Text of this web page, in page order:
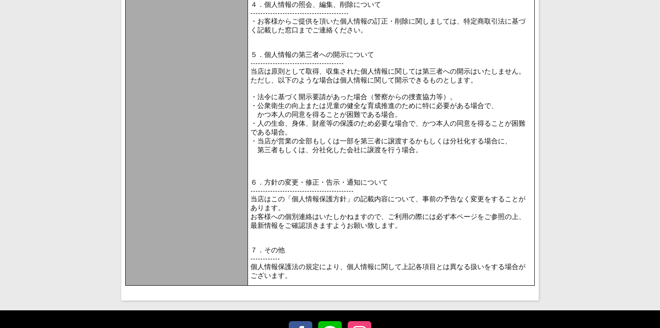
４．個人情報の照会、編集、削除について
----------------------------------------
・お客様からご提供を頂いた個人情報の訂正・削除に関しましては、特定商取引法に基づ
く記載した窓口までご連絡ください。
５．個人情報の第三者への開示について
--------------------------------------
当店は原則として取得、収集された個人情報に関しては第三者への開示はいたしません。
ただし、以下のような場合は個人情報に関して開示できるものとします。
・法令に基づく開示要請があった場合（警察からの捜査協力等）。
・公衆衛生の向上または児童の健全な育成推進のために特に必要がある場合で、
かつ本人の同意を得ることが困難である場合。
・人の生命、身体、財産等の保護のため必要な場合で、かつ本人の同意を得ることが困難
である場合。
・当店が営業の全部もしくは一部を第三者に譲渡するかもしくは分社化する場合に、
第三者もしくは、分社化した会社に譲渡を行う場合。
６．方針の変更・修正・告示・通知について
------------------------------------------
当店はこの「個人情報保護方針」の記載内容について、事前の予告なく変更をすることが
あります。
お客様への個別連絡はいたしかねますので、ご利用の際には必ず本ページをご参照の上、
最新情報をご確認頂きますようお願い致します。
７．その他
------------
個人情報保護法の規定により、個人情報に関して上記各項目とは異なる扱いをする場合が
ございます。